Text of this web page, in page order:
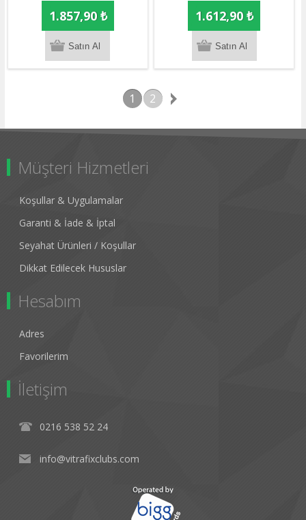
Çantası
1.857,90 ₺ 1.612,90 ₺
1 2
Müşteri Hizmetleri
Koşullar & Uygulamalar
Garanti & İade & İptal
Seyahat Ürünleri / Koşullar
Dikkat Edilecek Hususlar
Hesabım
Adres
Favorilerim
İletişim
0216 538 52 24
info@vitrafixclubs.com